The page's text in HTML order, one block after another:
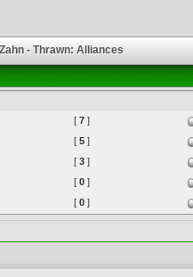
- Thrawn: Alliances
[ 7]
[ 5]
[ 3]
[ 0]
[ 0]